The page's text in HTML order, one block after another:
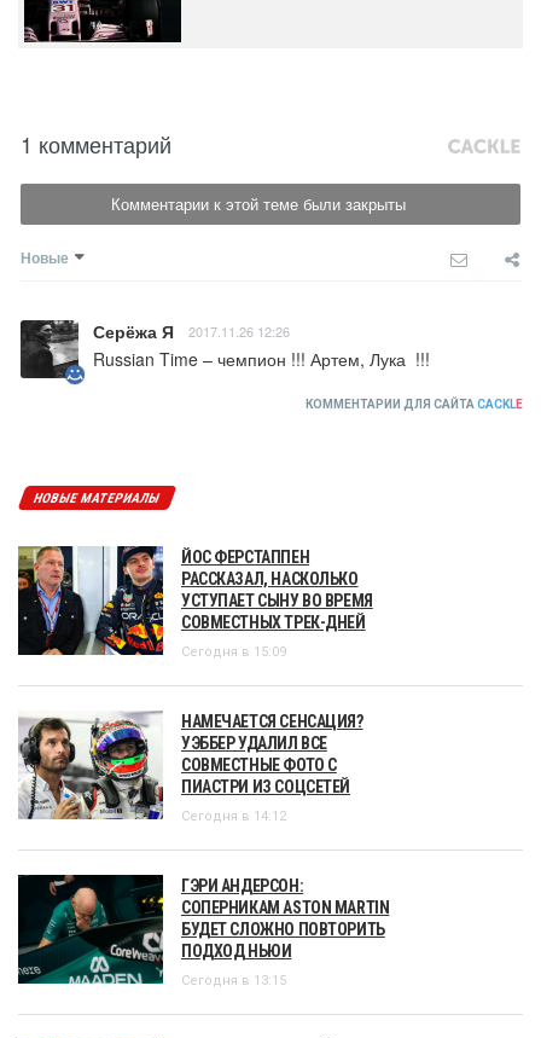
1 комментарий
Комментарии к этой теме были закрыты
Новые
Серёжа Я 2017.11.26 12:26
Russian Time – чемпион !!! Артем, Лука  !!!
КОММЕНТАРИИ ДЛЯ САЙТА CACKLE
НОВЫЕ МАТЕРИАЛЫ
ЙОС ФЕРСТАППЕН
РАССКАЗАЛ, НАСКОЛЬКО
УСТУПАЕТ СЫНУ ВО ВРЕМЯ
СОВМЕСТНЫХ ТРЕК-ДНЕЙ
Сегодня в 15:09
НАМЕЧАЕТСЯ СЕНСАЦИЯ?
УЭББЕР УДАЛИЛ ВСЕ
СОВМЕСТНЫЕ ФОТО С
ПИАСТРИ ИЗ СОЦСЕТЕЙ
Сегодня в 14:12
ГЭРИ АНДЕРСОН:
СОПЕРНИКАМ ASTON MARTIN
БУДЕТ СЛОЖНО ПОВТОРИТЬ
ПОДХОД НЬЮИ
Сегодня в 13:15